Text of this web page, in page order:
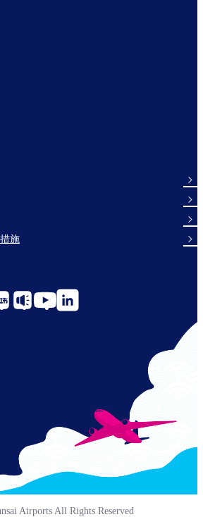
施
Airports All Rights Reserved